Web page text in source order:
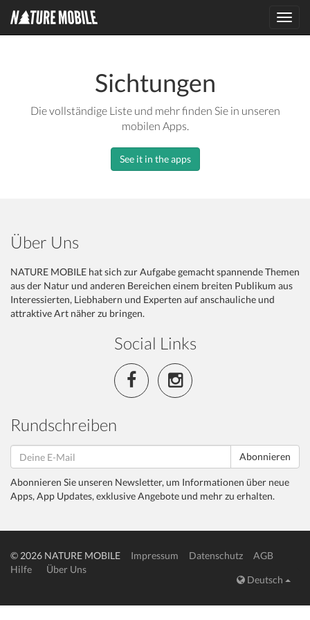
Sichtungen
Die vollständige Liste und mehr finden Sie in unseren
mobilen Apps.
See it in the apps
Über Uns
NATURE MOBILE hat sich zur Aufgabe gemacht spannende Themen
aus der Natur und anderen Bereichen einem breiten Publikum aus
Interessierten, Liebhabern und Experten auf anschauliche und
attraktive Art näher zu bringen.
Social Links
Rundschreiben
Abonnieren
Abonnieren Sie unseren Newsletter, um Informationen über neue
Apps, App Updates, exklusive Angebote und mehr zu erhalten.
© 2026 NATURE MOBILE Impressum Datenschutz
AGB
Hilfe
Über Uns
Deutsch